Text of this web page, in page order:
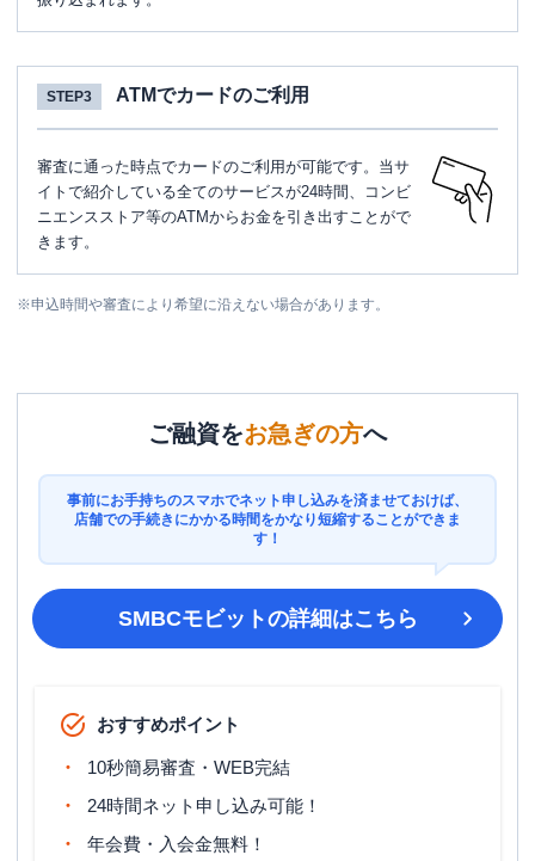
STEP3 ATMでカードのご利用
審査に通った時点でカードのご利用が可能です。当サ
イトで紹介している全てのサービスが24時間、コンビ
ニエンスストア等のATMからお金を引き出すことがで
きます。
※申込時間や審査により希望に沿えない場合があります。
ご融資をお急ぎの方へ
事前にお手持ちのスマホでネット申し込みを済ませておけば、
店舗での手続きにかかる時間をかなり短縮することができま
す！
SMBCモビットの詳細はこちら
おすすめポイント
10秒簡易審査・WEB完結
24時間ネット申し込み可能！
年会費・入会金無料！